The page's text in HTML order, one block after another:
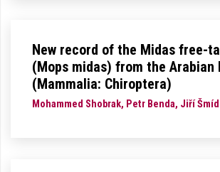
New record of the Midas free-
(Mops midas) from the Arabian
(Mammalia: Chiroptera)
Mohammed Shobrak, Petr Benda, Jiří Šmíd